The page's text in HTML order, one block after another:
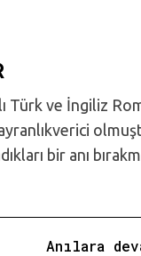
Türk ve İngiliz
bir anı
Anılara